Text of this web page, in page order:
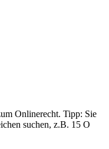
Onlinerecht. Tipp: Sie
suchen, z.B. 15 O